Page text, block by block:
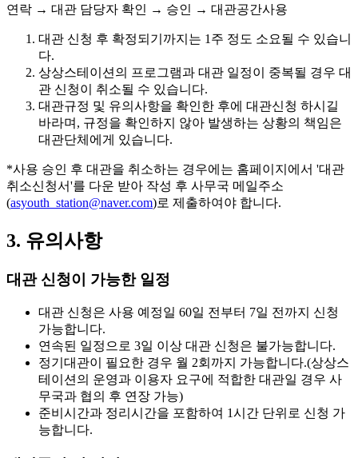
연락 → 대관 담당자 확인 → 승인 → 대관공간사용
대관 신청 후 확정되기까지는 1주 정도 소요될 수 있습니
다.
상상스테이션의 프로그램과 대관 일정이 중복될 경우 대
관 신청이 취소될 수 있습니다.
대관규정 및 유의사항을 확인한 후에 대관신청 하시길
바라며, 규정을 확인하지 않아 발생하는 상황의 책임은
대관단체에게 있습니다.
*사용 승인 후 대관을 취소하는 경우에는 홈페이지에서 '대관
취소신청서'를 다운 받아 작성 후 사무국 메일주소
(asyouth_station@naver.com)로 제출하여야 합니다.
3. 유의사항
대관 신청이 가능한 일정
대관 신청은 사용 예정일 60일 전부터 7일 전까지
신청
가능합니다.
연속된 일정으로 3일 이상 대관 신청은 불가능합니다.
정기대관이 필요한 경우 월 2회까지
가능합니다.(상상스
테이션의 운영과 이용자 요구에 적합한 대관일 경우 사
무국과 협의 후 연장 가능)
준비시간과 정리시간을 포함하여 1시간 단위 로 신청 가
능합니다.